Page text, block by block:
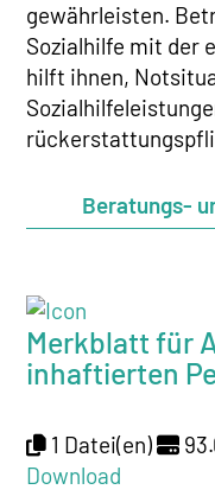
gewährleisten.
Sozialhilfe mit der
hilft ihnen,
Beratungs-
Merkblatt für
inhaftierten
1 Datei(en)
Download